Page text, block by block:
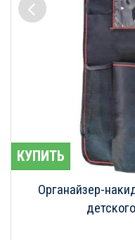
КУПИТЬ
Органайзер-